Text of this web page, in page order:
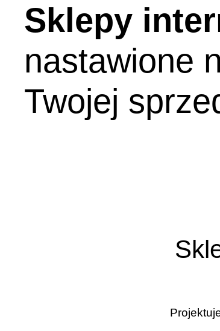
Sklepy
nastawione
Twojej